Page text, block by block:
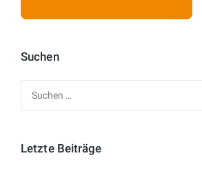
Suchen
Letzte Beiträge